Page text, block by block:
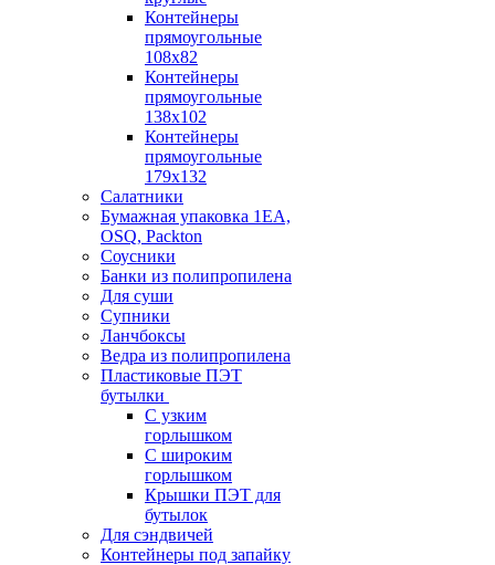
Контейнеры
прямоугольные
108х82
Контейнеры
прямоугольные
138х102
Контейнеры
прямоугольные
179х132
Салатники
Бумажная упаковка 1ЕА,
OSQ, Packton
Соусники
Банки из полипропилена
Для суши
Супники
Ланчбоксы
Ведра из полипропилена
Пластиковые ПЭТ
бутылки
С узким
горлышком
С широким
горлышком
Крышки ПЭТ для
бутылок
Для сэндвичей
Контейнеры под запайку